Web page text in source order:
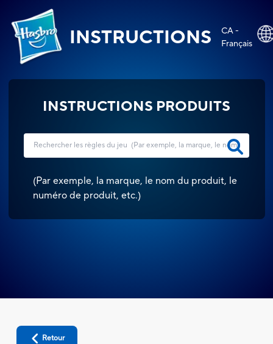
INSTRUCTIONS
CA -
Français
INSTRUCTIONS PRODUITS
(Par exemple, la marque, le nom du produit, le
numéro de produit, etc.)
Retour